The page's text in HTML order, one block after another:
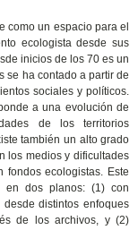
como un espacio para el
ecologista desde sus
inicios de los 70 es un
se ha contado a partir de
sociales y políticos.
a una evolución de
de los territorios
también un alto grado
los medios y dificultades
fondos ecologistas. Este
en dos planos: (1) con
distintos enfoques
de los archivos, y (2)